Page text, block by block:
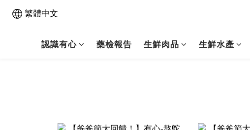
繁體中文
認識有心 藥檢報告 生鮮肉品 生鮮水產